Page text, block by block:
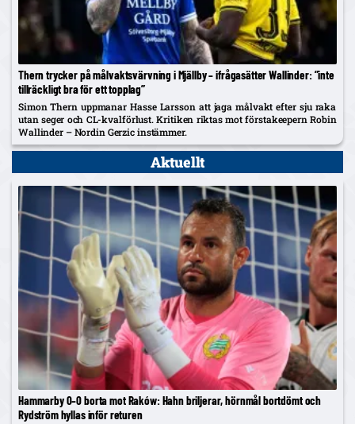
Thern trycker på målvaktsvärvning i Mjällby – ifrågasätter Wallinder: ”inte
tillräckligt bra för ett topplag”
Simon Thern uppmanar Hasse Larsson att jaga målvakt efter sju raka
utan seger och CL-kvalförlust. Kritiken riktas mot förstakeepern Robin
Wallinder – Nordin Gerzic instämmer.
Aktuellt
Hammarby 0–0 borta mot Raków: Hahn briljerar, hörnmål bortdömt och
Rydström hyllas inför returen